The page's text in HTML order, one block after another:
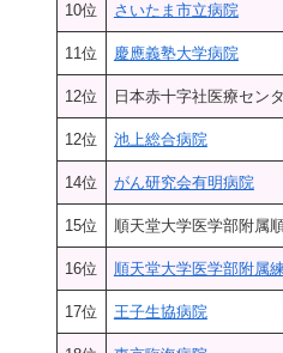
10位 さいたま市立病院
11位 慶應義塾大学病院
12位 日本赤十字社医療セン
12位 池上総合病院
14位 がん研究会有明病院
15位 順天堂大学医学部附属
16位 順天堂大学医学部附属
17位 王子生協病院